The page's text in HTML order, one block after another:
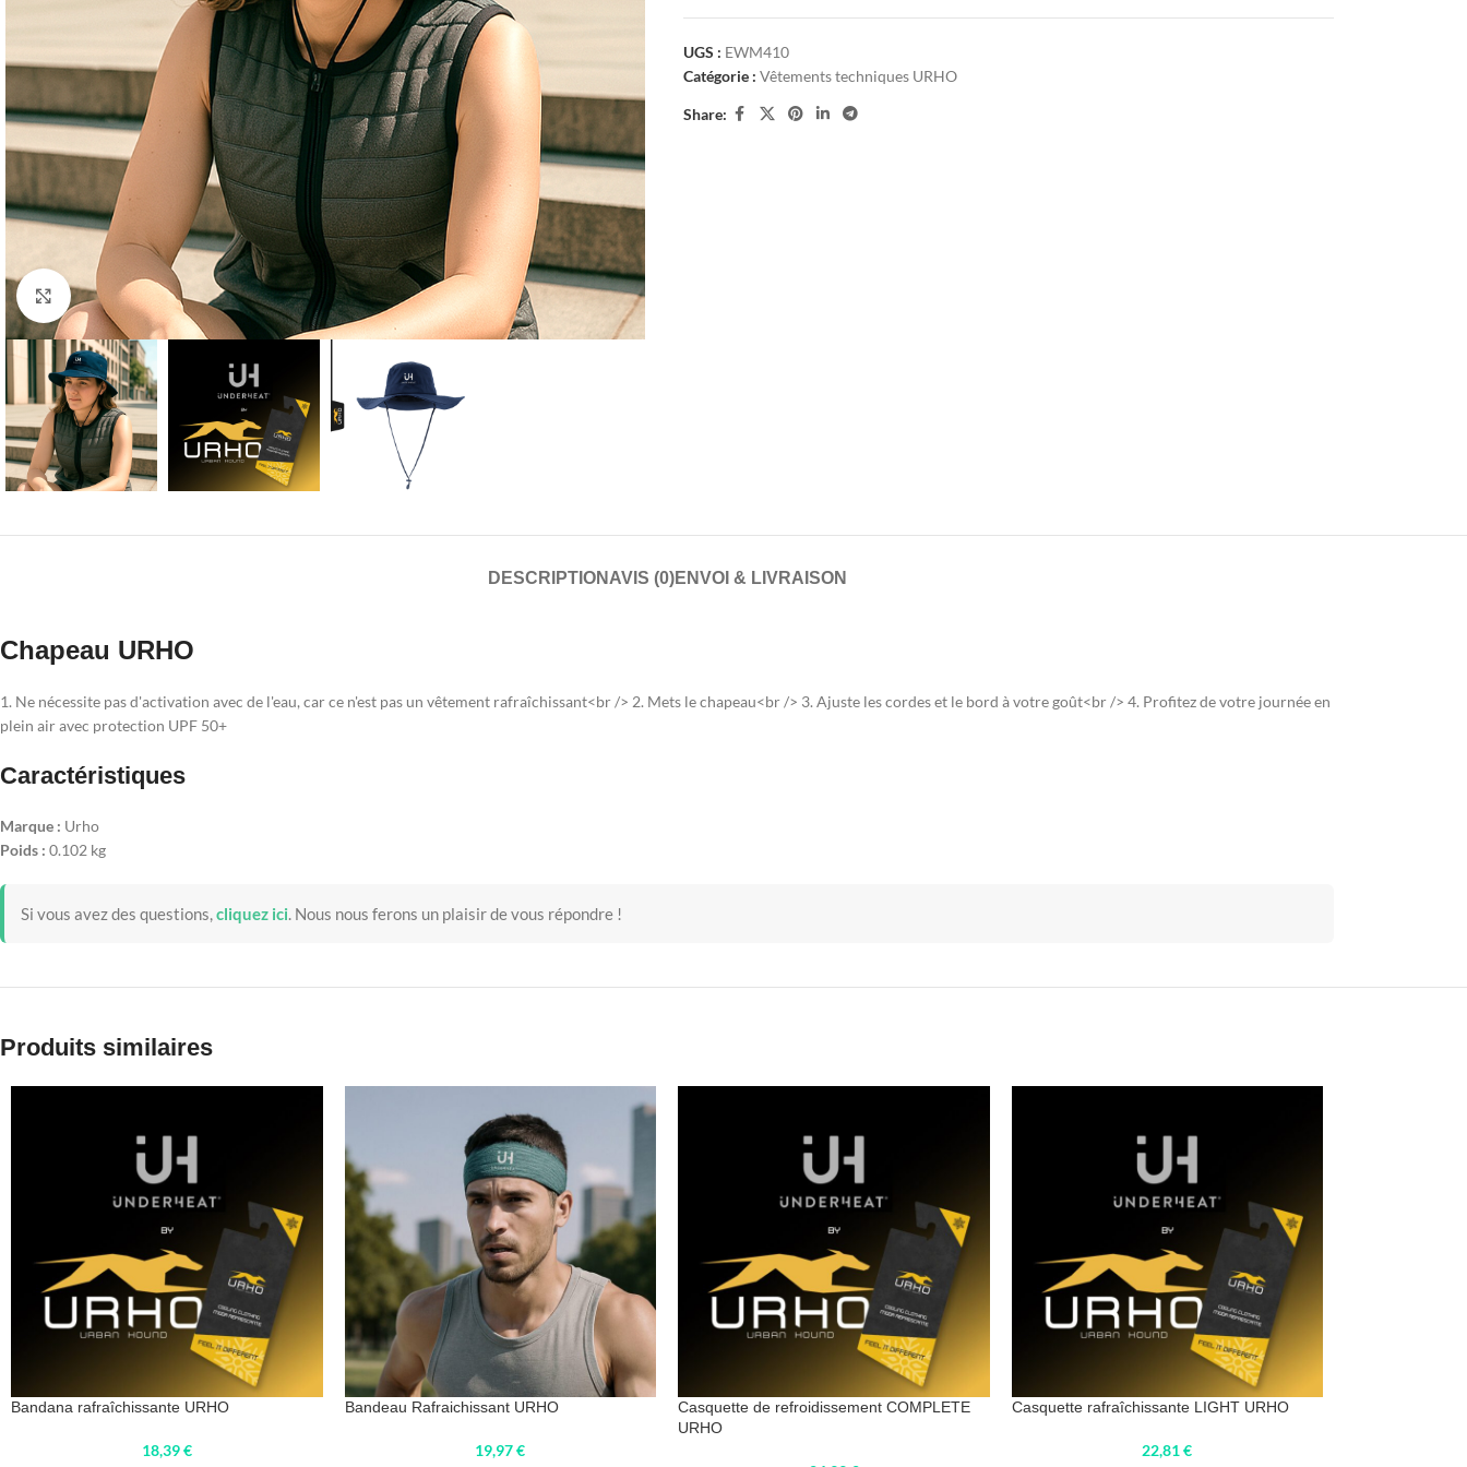
Click to enlarge
UGS : EWM410
Catégorie : Vêtements techniques URHO
Share:
DESCRIPTION AVIS (0)ENVOI & LIVRAISON
Chapeau URHO
1. Ne nécessite pas d'activation avec de l'eau, car ce n'est pas un vêtement rafraîchissant<br /> 2. Mets le chapeau<br /> 3. Ajuste les cordes et le bord à votre goût<br /> 4. Profitez de votre journée en
plein air avec protection UPF 50+
Caractéristiques
Marque : Urho
Poids : 0.102 kg
Si vous avez des questions,cliquez ici. Nous nous ferons un plaisir de vous répondre !
Produits similaires
Bandana rafraîchissante URHO
18,39€
Bandeau Rafraichissant URHO
19,97€
Casquette de refroidissement COMPLETE
URHO
Casquette rafraîchissante LIGHT URHO
22,81€